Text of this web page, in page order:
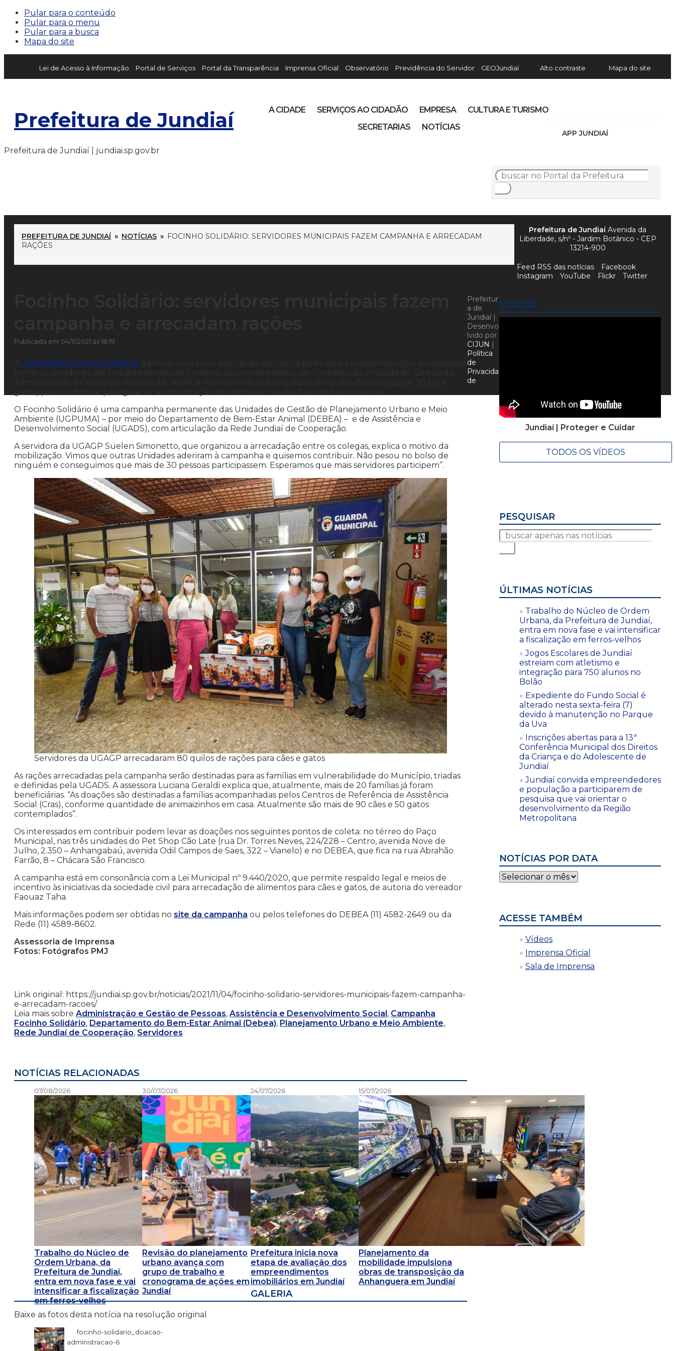
Pular para o conteúdo
Pular para o menu
Pular para a busca
Mapa do site
Lei de Acesso à Informação Portal de Serviços Portal da Transparência Imprensa Oficial Observatório Previdência do Servidor GEOJundiaí Alto contraste Mapa do site
Prefeitura de Jundiaí
APP JUNDIAÍ
A CIDADE SERVIÇOS AO CIDADÃO EMPRESA
CULTURA E TURISMO
SECRETARIAS
NOTÍCIAS
Prefeitura de Jundiaí | jundiai.sp.gov.br
PREFEITURA DE JUNDIAÍ » NOTÍCIAS » FOCINHO SOLIDÁRIO: SERVIDORES MUNICIPAIS FAZEM CAMPANHA E ARRECADAM
RAÇÕES
Publicada em 04/11/2021 às 18:19
campanha Focinho Solidário
O Focinho Solidário é uma campanha permanente das Unidades de Gestão de Planejamento Urbano e Meio
Ambiente (UGPUMA) – por meio do Departamento de Bem-Estar Animal (DEBEA) – e de Assistência e
Desenvolvimento Social (UGADS), com articulação da Rede Jundiaí de Cooperação.
A servidora da UGAGP Suelen Simonetto, que organizou a arrecadação entre os colegas, explica o motivo da
mobilização. Vimos que outras Unidades aderiram à campanha e quisemos contribuir. Não pesou no bolso de
ninguém e conseguimos que mais de 30 pessoas participassem. Esperamos que mais servidores participem”.
Servidores da UGAGP arrecadaram 80 quilos de rações para cães e gatos
As rações arrecadadas pela campanha serão destinadas para as famílias em vulnerabilidade do Município, triadas
e definidas pela UGADS. A assessora Luciana Geraldi explica que, atualmente, mais de 20 famílias já foram
beneficiárias. “As doações são destinadas a famílias acompanhadas pelos Centros de Referência de Assistência
Social (Cras), conforme quantidade de animaizinhos em casa. Atualmente são mais de 90 cães e 50 gatos
contemplados”.
Os interessados em contribuir podem levar as doações nos seguintes pontos de coleta: no térreo do Paço
Municipal, nas três unidades do Pet Shop Cão Late (rua Dr. Torres Neves, 224/228 – Centro, avenida Nove de
Julho, 2.350 – Anhangabaú, avenida Odil Campos de Saes, 322 – Vianelo) e no DEBEA, que fica na rua Abrahão
Farrão, 8 – Chácara São Francisco.
A campanha está em consonância com a Lei Municipal nº 9.440/2020, que permite respaldo legal e meios de
incentivo às iniciativas da sociedade civil para arrecadação de alimentos para cães e gatos, de autoria do vereador
Faouaz Taha.
Mais informações podem ser obtidas no site da campanha ou pelos telefones do DEBEA (11) 4582-2649 ou da
Rede (11) 4589-8602.
Assessoria de Imprensa
Fotos: Fotógrafos PMJ
Link original: https://jundiai.sp.gov.br/noticias/2021/11/04/focinho-solidario-servidores-municipais-fazem-campanha-
e-arrecadam-racoes/
Leia mais sobre Administração e Gestão de Pessoas, Assistência e Desenvolvimento Social, Campanha
Focinho Solidário, Departamento do Bem-Estar Animal (Debea), Planejamento Urbano e Meio Ambiente,
Rede Jundiaí de Cooperação, Servidores
NOTÍCIAS RELACIONADAS
07/08/2026
Trabalho do Núcleo de
Ordem Urbana, da
Prefeitura de Jundiaí,
entra em nova fase e vai
intensificar a fiscalização
em ferros-velhos
30/07/2026
Revisão do planejamento
urbano avança com
grupo de trabalho e
cronograma de ações em
Jundiaí
24/07/2026
Prefeitura inicia nova
etapa de avaliação dos
empreendimentos
imobiliários em Jundiaí
15/07/2026
Planejamento da
mobilidade impulsiona
obras de transposição da
Anhanguera em Jundiaí
GALERIA
Baixe as fotos desta notícia na resolução original
focinho-solidario_doacao-
administracao-6
VÍDEOS
Jundiaí | Proteger e Cuidar
TODOS OS VÍDEOS
PESQUISAR
ÚLTIMAS NOTÍCIAS
Trabalho do Núcleo de Ordem
Urbana, da Prefeitura de Jundiaí,
entra em nova fase e vai intensificar
a fiscalização em ferros-velhos
Jogos Escolares de Jundiaí
estreiam com atletismo e
integração para 750 alunos no
Bolão
Expediente do Fundo Social é
alterado nesta sexta-feira (7)
devido à manutenção no Parque
da Uva
Inscrições abertas para a 13ª
Conferência Municipal dos Direitos
da Criança e do Adolescente de
Jundiaí
Jundiaí convida empreendedores
e população a participarem de
pesquisa que vai orientar o
desenvolvimento da Região
Metropolitana
NOTÍCIAS POR DATA
Notícias
por
ACESSE TAMBÉM
Vídeos
Imprensa Oficial
Sala de Imprensa
Prefeitura de JundiaíAvenida da
Liberdade, s/nº - Jardim Botânico - CEP
13214-900
Feed RSS das notícias
Facebook
Instagram
YouTube Flickr Twitter
Prefeitur
a de
Jundiaí |
Desenvo
lvido por
CIJUN |
Política
de
Privacida
de